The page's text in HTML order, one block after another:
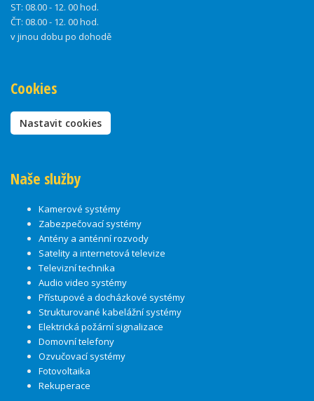
ST: 08.00 - 12. 00 hod.
ČT: 08.00 - 12. 00 hod.
v jinou dobu po dohodě
Cookies
Nastavit cookies
Naše služby
Kamerové systémy
Zabezpečovací systémy
Antény a anténní rozvody
Satelity a internetová televize
Televizní technika
Audio video systémy
Přístupové a docházkové systémy
Strukturované kabelážní systémy
Elektrická požární signalizace
Domovní telefony
Ozvučovací systémy
Fotovoltaika
Rekuperace